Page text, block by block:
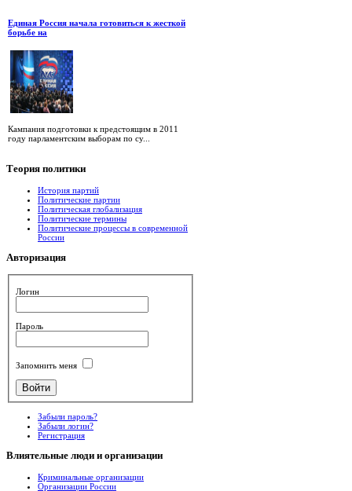
Единая Россия начала готовиться к жесткой
борьбе на
Кампания подготовки к предстоящим в 2011
году парламентским выборам по су...
Теория политики
История партий
Политические партии
Политическая глобализация
Политические термины
Политические процессы в современной
России
Авторизация
Логин
Пароль
Запомнить меня
Забыли пароль?
Забыли логин?
Регистрация
Влиятельные люди и организации
Криминальные организации
Организации России